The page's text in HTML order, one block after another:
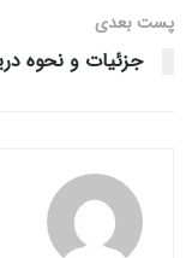
پست‌ بعدی
جزئیات و نحوه